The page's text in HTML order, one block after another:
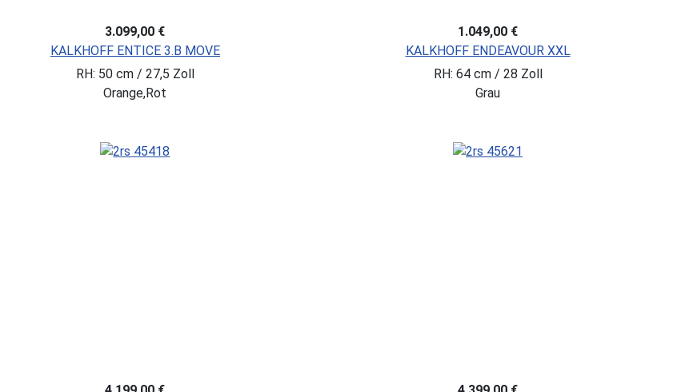
3.099,00 €
KALKHOFF ENTICE 3.B MOVE
RH: 50 cm / 27,5 Zoll
Orange,Rot
1.049,00 €
KALKHOFF ENDEAVOUR XXL
RH: 64 cm / 28 Zoll
Grau